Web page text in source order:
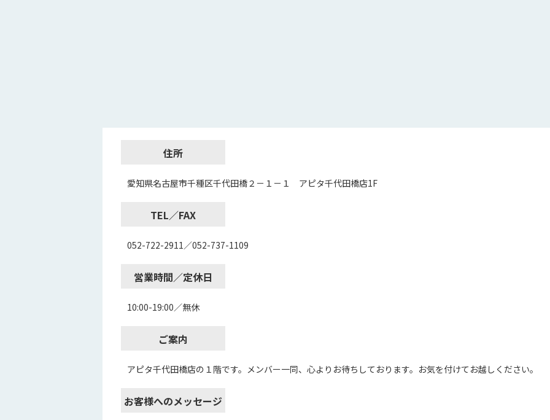
住所
愛知県名古屋市千種区千代田橋２－１－１ アピタ千代田橋店1F
TEL／FAX
052-722-2911／052-737-1109
営業時間／定休日
10:00-19:00／無休
ご案内
アピタ千代田橋店の１階です。メンバー一同、心よりお待ちしております。お気を付けてお越しください。
お客様へのメッセージ